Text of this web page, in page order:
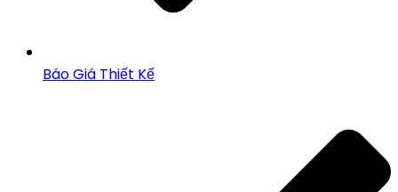
Báo Giá Thiết Kế